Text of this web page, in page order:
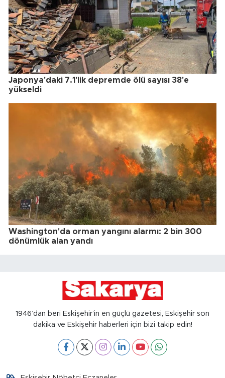
Japonya'daki 7.1'lik depremde ölü sayısı 38'e
yükseldi
Washington'da orman yangını alarmı: 2 bin 300
dönümlük alan yandı
1946’dan beri Eskişehir’in en güçlü gazetesi, Eskişehir son
dakika ve Eskişehir haberleri için bizi takip edin!